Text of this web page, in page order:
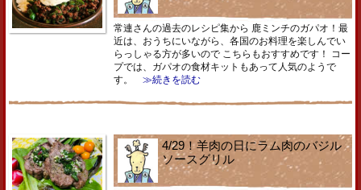
常連さんの過去のレシピ集から 鹿ミンチのガパオ！最
近は、おうちにいながら、各国のお料理を楽しんでい
らっしゃる方が多いので こちらもおすすめです！ コー
プでは、ガパオの食材キットもあって人気のようで
す。
≫続きを読む
4/29！羊肉の日にラム肉のバジル
ソースグリル